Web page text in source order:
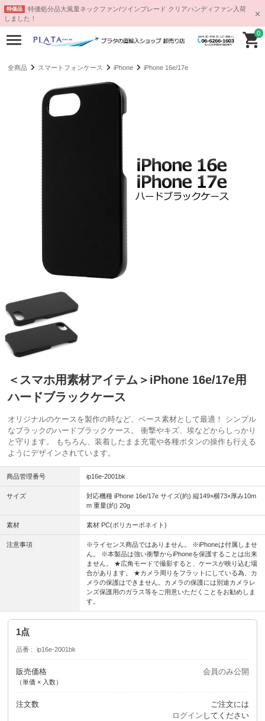
特価品
特価処分品大風量ネックファン/ツインブレード クリアハンディファン入荷
しました！
0
全商品 スマートフォンケース iPhone iPhone 16e/17e
＜スマホ用素材アイテム＞iPhone 16e/17e用
ハードブラックケース
オリジナルのケースを製作の時など、ベース素材として最適！ シンプル
なブラックのハードブラックケース。 衝撃やキズ、埃などからしっかり
と守ります。 もちろん、装着したまま充電や各種ボタンの操作も行える
ようにデザインされています。
商品管理番号 ip16e-2001bk
サイズ
対応機種 iPhone 16e/17e サイズ(約) 縦149×横73×厚み10m
m 重量(約) 20g
素材 素材 PC(ポリカーボネイト)
注意事項
※ライセンス商品ではありません。 ※iPhoneは付属しませ
ん。 ※本製品は強い衝撃からiPhoneを保護することは出来
ません。 ★広角モードで撮影すると、ケースが映り込む場
合があります。 ★カメラ周りをフラットにしている為、カ
メラの保護はできません。カメラの保護には別途カメラレ
ンズ保護用のガラス等をご用意いただくことをお勧めしま
す。
1点
品番 ip16e-2001bk
販売価格
（単価 × 入数）
会員のみ公開
注文数
ご注文には
ログイン してください